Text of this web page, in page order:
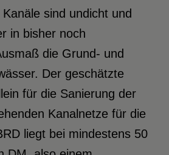
sind undicht und
in bisher noch
die Grund- und
Der geschätzte
für die Sanierung der
Kanalnetze für die
liegt bei mindestens 50